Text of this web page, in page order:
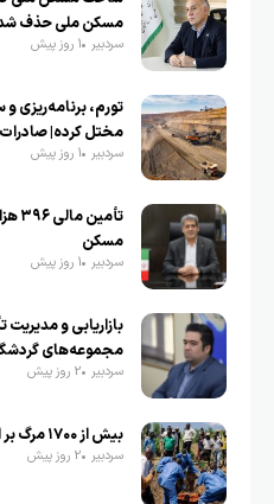
مسکن ملی حذف
سردبیر 1 روز پیش
تورم، برنامه‌ریزی
مختل کرده|
سردبیر 1 روز پیش
مسکن
سردبیر 1 روز پیش
بازاریابی و
مجموعه‌های
سردبیر 2 روز پیش
بیش از ۱۷۰۰ مرگ بر اثر سریع‌ترین شیوع ابولا در جهان
سردبیر 2 روز پیش